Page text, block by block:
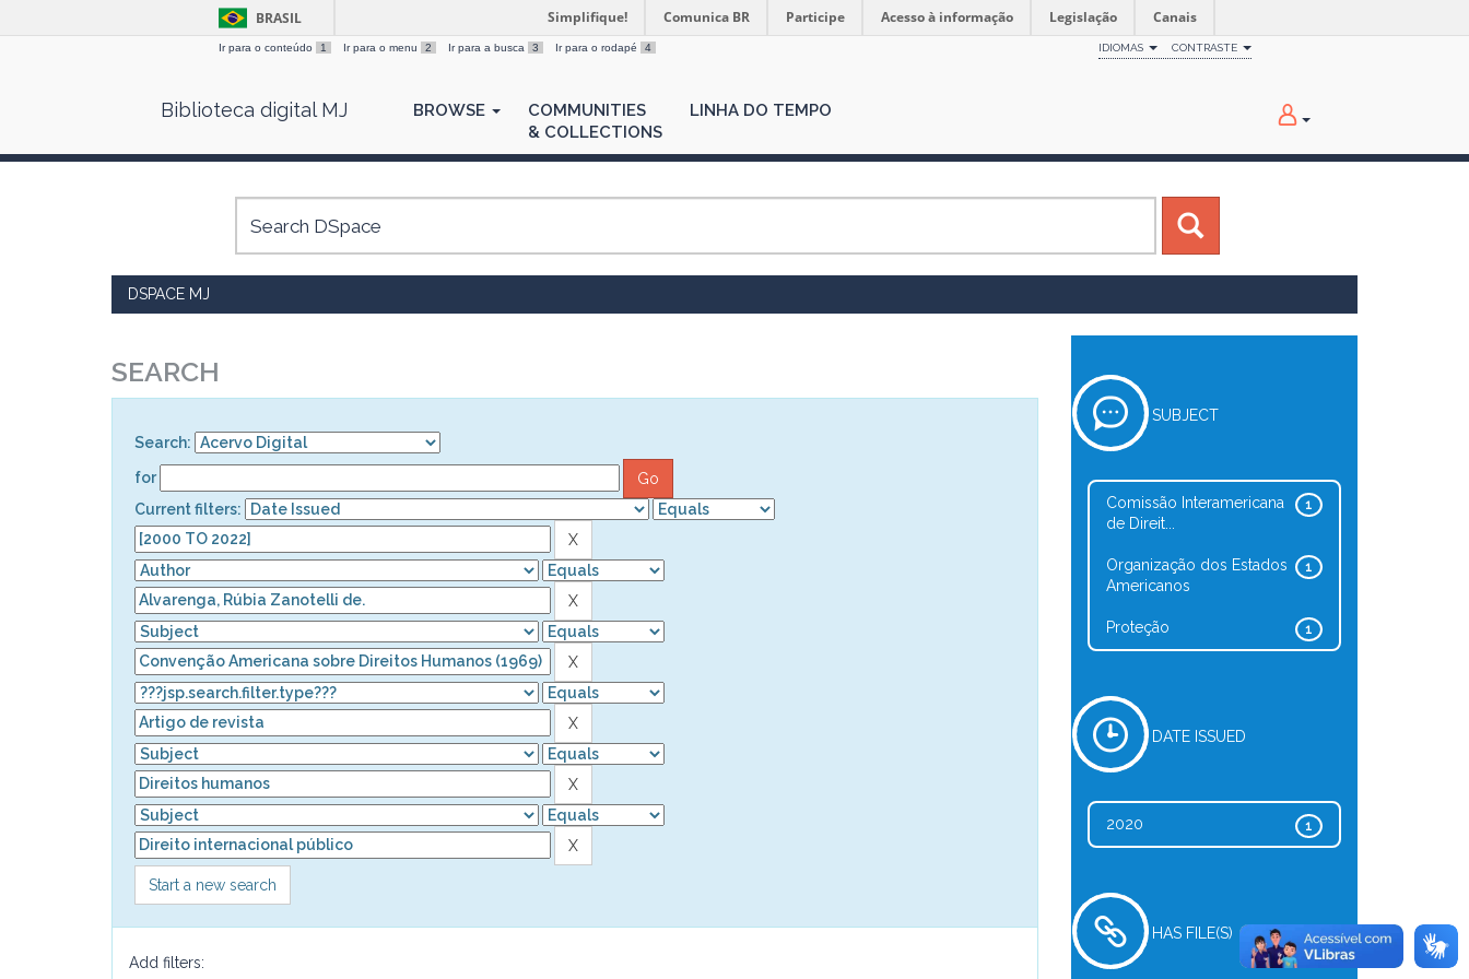
BRASIL Simplifique! Comunica BR Participe Acesso à informação Legislação Canais
Ir para o conteúdo 1 Ir para o menu 2 Ir para a busca 3 Ir para o rodapé 4 IDIOMAS CONTRASTE
Biblioteca digital MJ BROWSE
COMMUNITIES
& COLLECTIONS
LINHA DO TEMPO
DSPACE MJ
SEARCH
Search:
for
Current filters:
Start a new search
Add filters:
SUBJECT
1
Comissão Interamericana
de Direit...
1
Organização dos Estados
Americanos
1
Proteção
DATE ISSUED
1
2020
HAS FILE(S)